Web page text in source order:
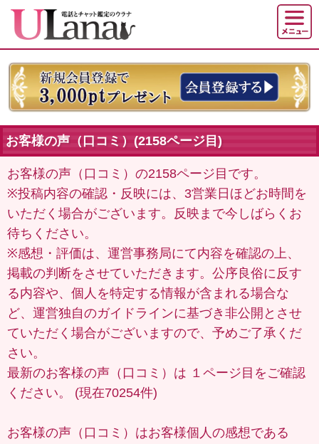
お客様の声（口コミ）(2158ページ目)
お客様の声（口コミ）の2158ページ目です。
※投稿内容の確認・反映には、3営業日ほどお時間を
いただく場合がございます。反映まで今しばらくお
待ちください。
※感想・評価は、運営事務局にて内容を確認の上、
掲載の判断をさせていただきます。公序良俗に反す
る内容や、個人を特定する情報が含まれる場合な
ど、運営独自のガイドラインに基づき非公開とさせ
ていただく場合がございますので、予めご了承くだ
さい。
最新のお客様の声（口コミ）は １ページ目 をご確認
ください。 (現在70254件)
お客様の声（口コミ）はお客様個人の感想である